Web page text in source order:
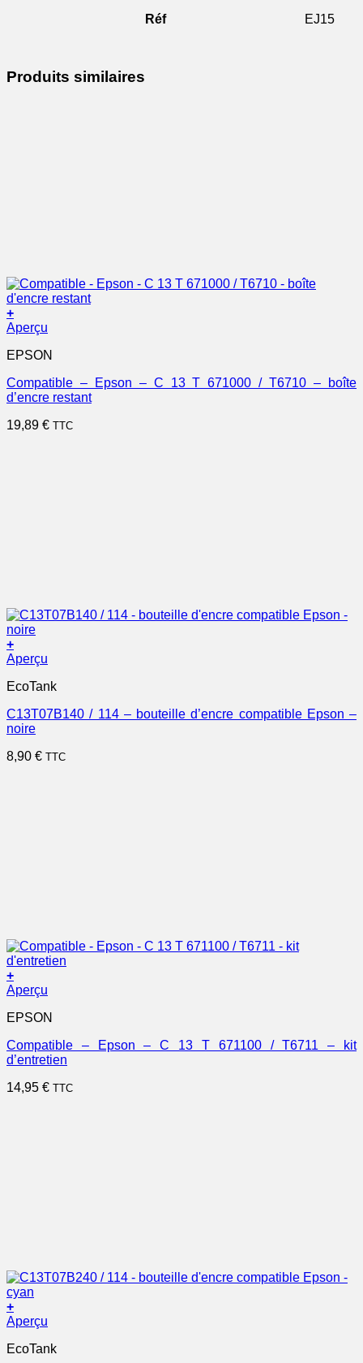
Réf EJ15
Produits similaires
+
Aperçu
EPSON
Compatible – Epson – C 13 T 671000 / T6710 – boîte
d’encre restant
19,89 € TTC
+
Aperçu
EcoTank
C13T07B140 / 114 – bouteille d’encre compatible Epson –
noire
8,90 € TTC
+
Aperçu
EPSON
Compatible – Epson – C 13 T 671100 / T6711 – kit
d’entretien
14,95 € TTC
+
Aperçu
EcoTank